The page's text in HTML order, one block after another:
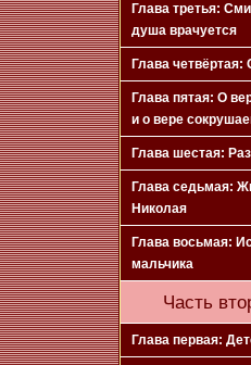
Глава третья:
душа врачуется
Глава
Глава пятая: О
и о вере
Глава шестая:
Глава седьмая:
Николая
Глава восьмая:
мальчика
Часть
Глава первая: